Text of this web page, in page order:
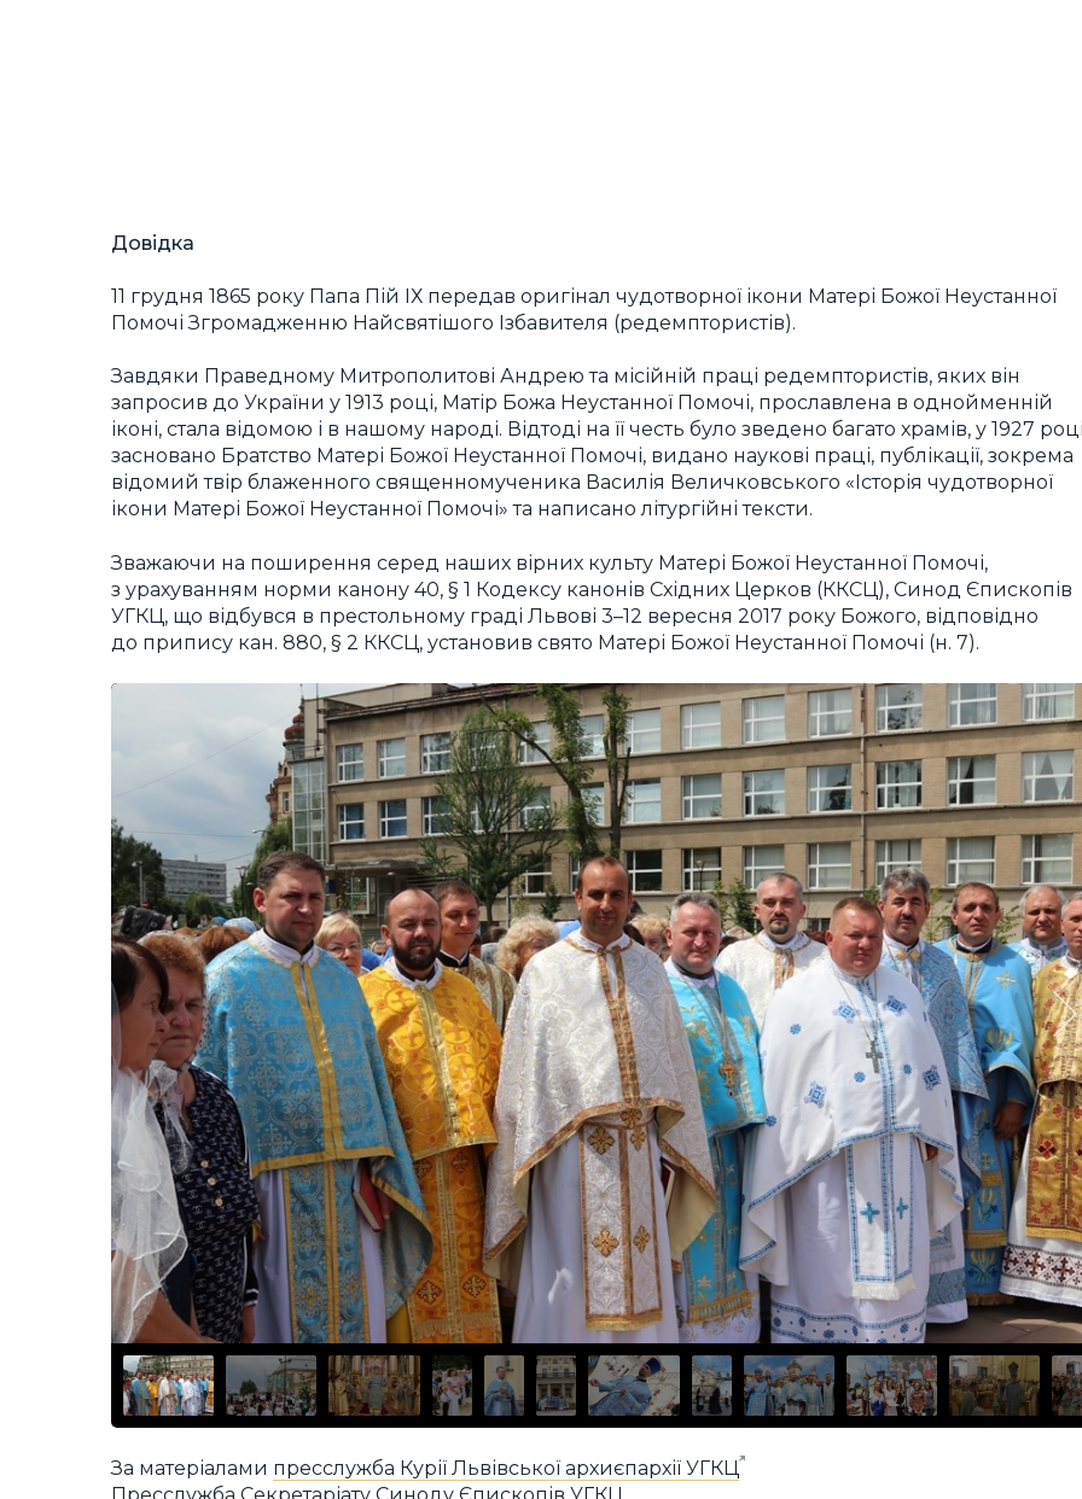
Довідка
11 грудня 1865 року Папа Пій ІХ передав оригінал чудотворної ікони Матері Божої Неустанної
Помочі Згромадженню Найсвятішого Ізбавителя (редемптористів).
Завдяки Праведному Митрополитові Андрею та місійній праці редемптористів, яких він
запросив до України у 1913 році, Матір Божа Неустанної Помочі, прославлена в однойменній
іконі, стала відомою і в нашому народі. Відтоді на її честь було зведено багато храмів, у 1927
засновано Братство Матері Божої Неустанної Помочі, видано наукові праці, публікації, зокрема
відомий твір блаженного священномученика Василія Величковського «Історія чудотворної
ікони Матері Божої Неустанної Помочі» та написано літургійні тексти.
Зважаючи на поширення серед наших вірних культу Матері Божої Неустанної Помочі,
з урахуванням норми канону 40, § 1 Кодексу канонів Східних Церков (ККСЦ), Синод Єпископів
УГКЦ, що відбувся в престольному граді Львові 3–12 вересня 2017 року Божого, відповідно
до припису кан. 880, § 2 ККСЦ, установив свято Матері Божої Неустанної Помочі (н. 7).
За матеріалами пресслужба Курії Львівської архиєпархії УГКЦ
Пресслужба Секретаріату Синоду Єпископів УГКЦ